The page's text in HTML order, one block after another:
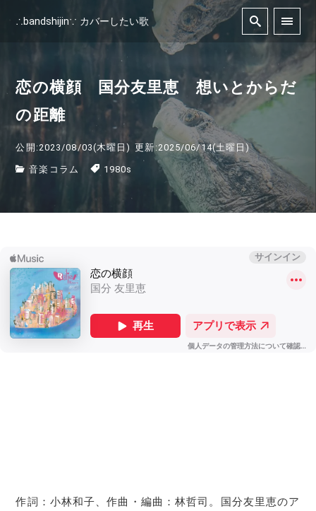
∴bandshijin∵ カバーしたい歌
恋の横顔 国分友里恵 想いとからだ
の距離
公開:2023/08/03(木曜日) 更新:2025/06/14(土曜日)
音楽コラム 1980s
作詞：小林和子、作曲・編曲：林哲司。国分友里恵のア